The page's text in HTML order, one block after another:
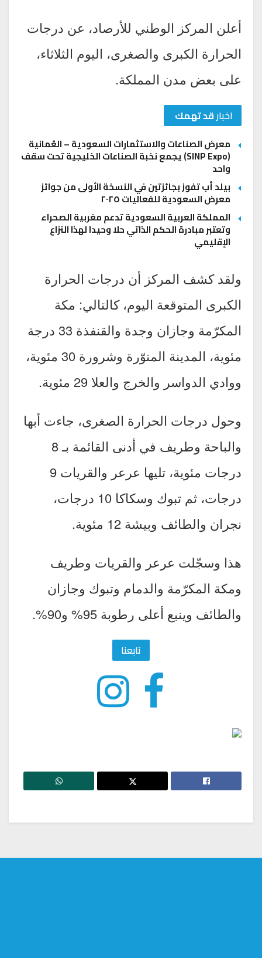
أعلن المركز الوطني للأرصاد، عن درجات
الحرارة الكبرى والصغرى، اليوم الثلاثاء،
على بعض مدن المملكة.
اخبارقد تهمك
معرض الصناعات والاستثمارات السعودية – العُمانية
(SINP Expo) يجمع نخبة الصناعات الخليجية تحت سقف
واحد
بيلد أب تفوز بجائزتين في النسخة الأولى من جوائز
معرض السعودية للفعاليات ٢٠٢٥
المملكة العربية السعودية تدعم مغربية الصحراء
وتعتبر مبادرة الحكم الذاتي حلا وحيدا لهذا النزاع
الإقليمي
ولقد كشف المركز أن درجات الحرارة
الكبرى المتوقعة اليوم، كالتالي: مكة
المكرّمة وجازان وجدة والقنفذة 33 درجة
مئوية، المدينة المنوّرة وشرورة 30 مئوية،
ووادي الدواسر والخرج والعلا 29 مئوية.
وحول درجات الحرارة الصغرى، جاءت أبها
والباحة وطريف في أدنى القائمة بـ 8
درجات مئوية، تليها عرعر والقريات 9
درجات، ثم تبوك وسكاكا 10 درجات،
نجران والطائف وبيشة 12 مئوية.
هذا وسجّلت عرعر والقريات وطريف
ومكة المكرّمة والدمام وتبوك وجازان
والطائف وينبع أعلى رطوبة 95% و90%.
تابعنا